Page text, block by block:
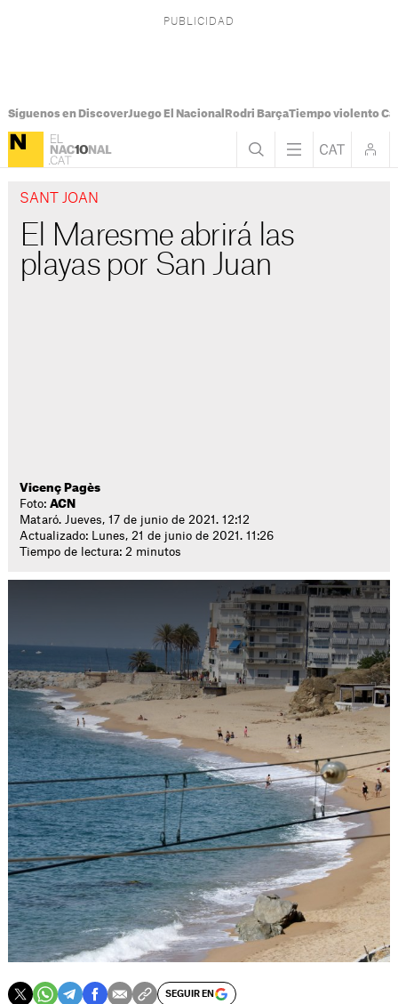
Síguenos en DiscoverJuego El Nacional Rodri BarçaTiempo violento
SANT JOAN
El Maresme abrirá las
playas por San Juan
Vicenç Pagès
Foto:ACN
Mataró. Jueves, 17 de junio de 2021. 12:12
Actualizado: Lunes, 21 de junio de 2021. 11:26
Tiempo de lectura: 2 minutos
SEGUIR EN